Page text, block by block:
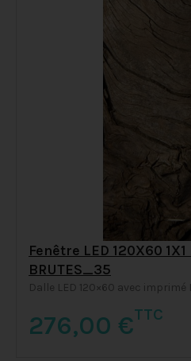
Fenêtre LED 120X60 1X1
BRUTES_35
Dalle LED 120×60 avec imprimé
276,00 €TTC